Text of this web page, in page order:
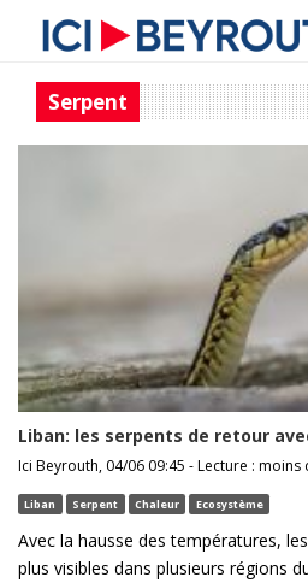
Serpent
Liban: les serpents de retour
Ici Beyrouth, 04/06 09:45 - Lecture : moins
Liban Serpent Chaleur Ecosystème
Avec la hausse des températures,
plus visibles dans plusieurs régions